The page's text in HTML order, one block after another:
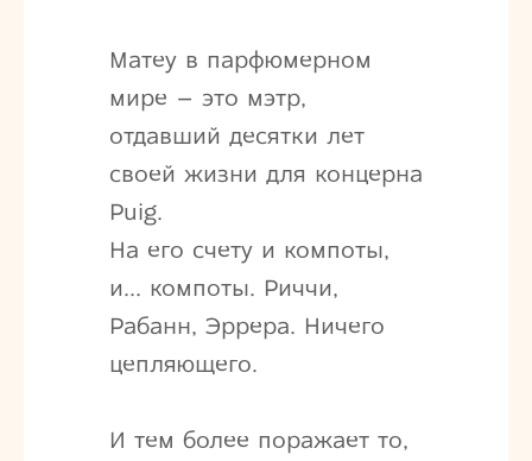
Матеу в парфюмерном
мире – это мэтр,
отдавший десятки лет
своей жизни для концерна
Puig.
На его счету и компоты,
и… компоты. Риччи,
Рабанн, Эррера. Ничего
цепляющего.
И тем более поражает то,